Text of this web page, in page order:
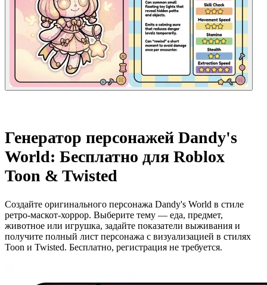
Генератор персонажей Dandy's
World: Бесплатно для Roblox
Toon & Twisted
Создайте оригинального персонажа Dandy's World в стиле
ретро-маскот-хоррор. Выберите тему — еда, предмет,
животное или игрушка, задайте показатели выживания и
получите полный лист персонажа с визуализацией в стилях
Toon и Twisted. Бесплатно, регистрация не требуется.